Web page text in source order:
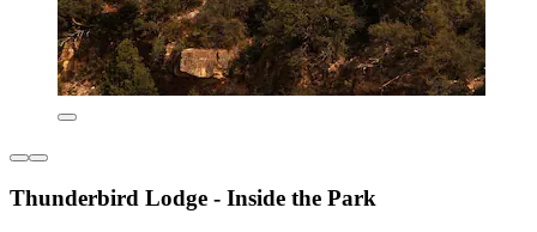
Thunderbird Lodge - Inside the Park